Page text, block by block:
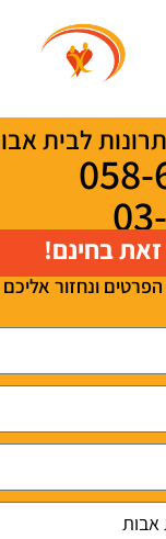
לבית
058-
בחינם!
ונחזור